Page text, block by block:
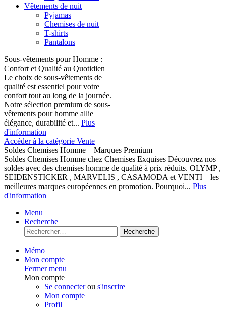
Vêtements de nuit
Pyjamas
Chemises de nuit
T-shirts
Pantalons
Sous-vêtements pour Homme :
Confort et Qualité au Quotidien
Le choix de sous-vêtements de
qualité est essentiel pour votre
confort tout au long de la journée.
Notre sélection premium de sous-
vêtements pour homme allie
élégance, durabilité et... Plus
d'information
Accéder à la catégorie Vente
Soldes Chemises Homme – Marques Premium
Soldes Chemises Homme chez Chemises Exquises Découvrez nos
soldes avec des chemises homme de qualité à prix réduits. OLYMP ,
SEIDENSTICKER , MARVELIS , CASAMODA et VENTI – les
meilleures marques européennes en promotion. Pourquoi... Plus
d'information
Menu
Recherche
Recherche
Mémo
Mon compte
Fermer menu
Mon compte
Se connecterou s'inscrire
Mon compte
Profil